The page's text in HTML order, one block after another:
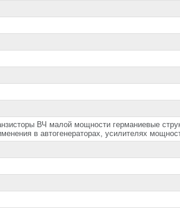
ВЧ малой мощности германиевые
в автогенераторах, усилителях